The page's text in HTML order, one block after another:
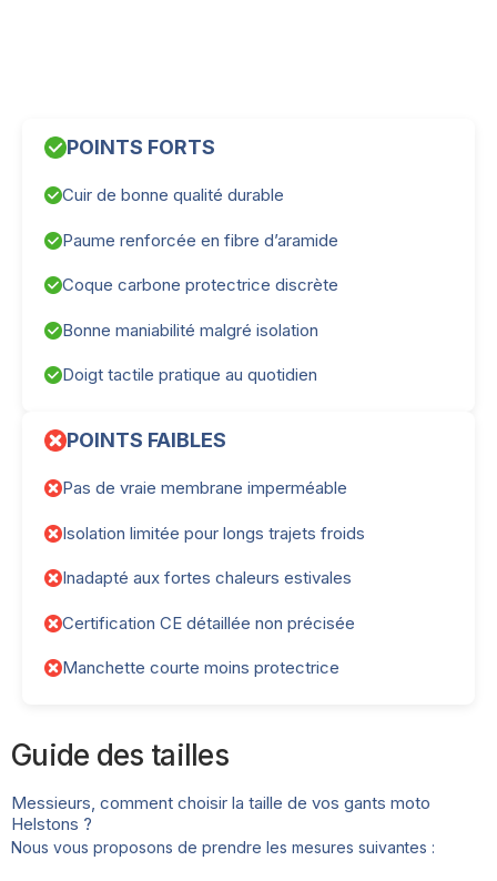
POINTS FORTS
Cuir de bonne qualité durable
Paume renforcée en fibre d’aramide
Coque carbone protectrice discrète
Bonne maniabilité malgré isolation
Doigt tactile pratique au quotidien
POINTS FAIBLES
Pas de vraie membrane imperméable
Isolation limitée pour longs trajets froids
Inadapté aux fortes chaleurs estivales
Certification CE détaillée non précisée
Manchette courte moins protectrice
Guide des tailles
Messieurs, comment choisir la taille de vos gants moto
Helstons ?
Nous vous proposons de prendre les mesures suivantes :